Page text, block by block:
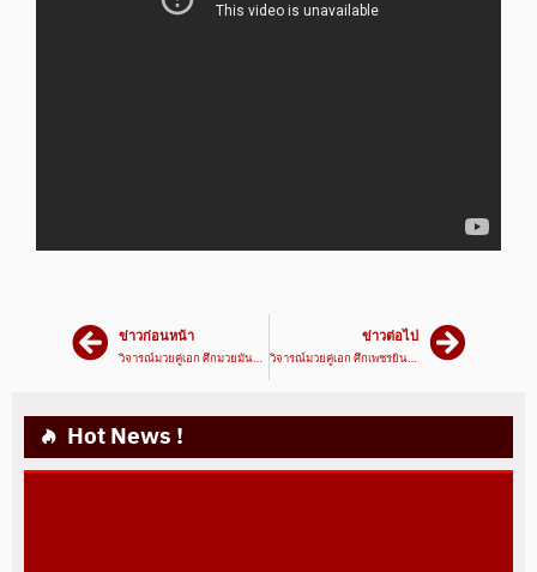
ข่าวก่อนหน้า
วิจารณ์มวยคู่เอก ศึกมวยมันส์วันศุกร์ ทักษิณเล็ก VS หรั่งขาว | 22/10/64 | มวยเด็ด789
ข่าวต่อไป
วิจารณ์มวยคู่เอก ศึกเพชรยินดี นาบิล VS ทายาท | 28/10/64 | มวยเด็ด789
Hot News !